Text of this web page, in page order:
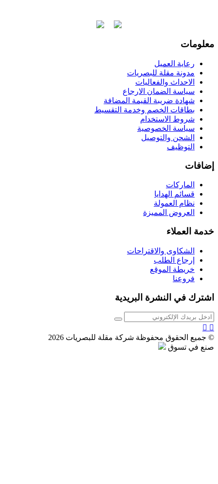
معلومات
رعاية العميل
مدونة مقلة للبصريات
الاحداث والفعاليات
سياسة الضمان الارجاع
شهادة ضريبة القيمة المضافة
بطاقات الخصم وخدمة التقسيط
شروط الاستخدام
سياسة الخصوصية
الشحن والتوصيل
التوظيف
إضافات
الماركات
قسائم الهدايا
نظام العمولة
العروض المميزة
خدمة العملاء
الشكاوى والاقتراحات
إرجاع الطلب
خريطة الموقع
فروعنا
اشترك في النشرة البريدية
© جميع الحقوق محفوظة شركة مقلة للبصريات 2026
صنع في تسوق